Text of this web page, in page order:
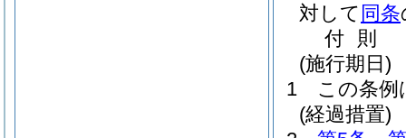
対して 同条
付 則
(施行期日)
1
この条例
(経過措置)